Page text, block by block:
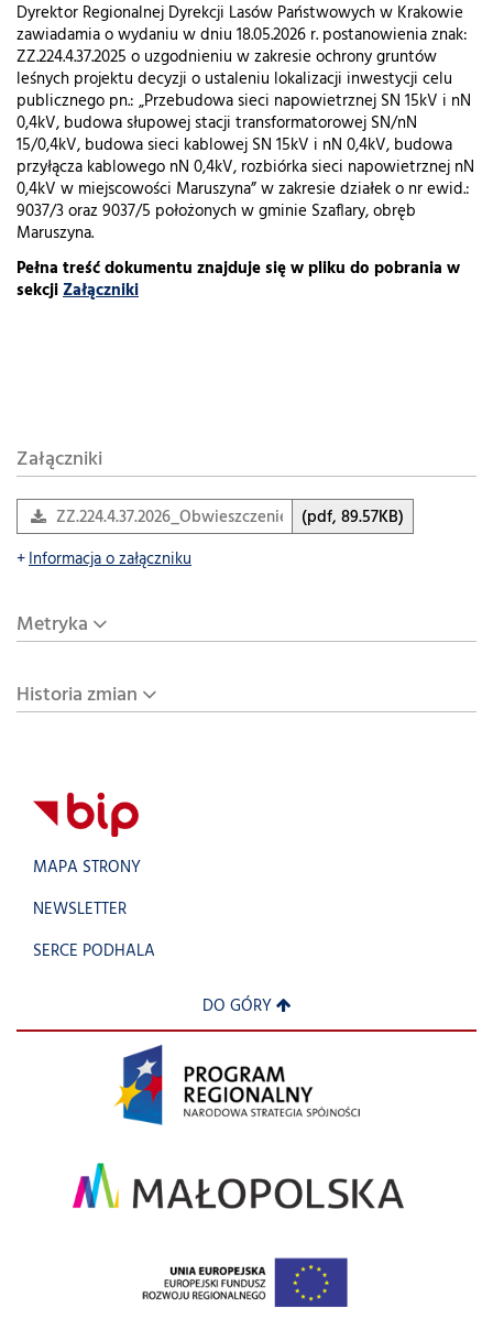
Dyrektor Regionalnej Dyrekcji Lasów Państwowych w Krakowie
zawiadamia o wydaniu w dniu 18.05.2026 r. postanowienia znak:
ZZ.224.4.37.2025 o uzgodnieniu w zakresie ochrony gruntów
leśnych projektu decyzji o ustaleniu lokalizacji inwestycji celu
publicznego pn.: „Przebudowa sieci napowietrznej SN 15kV i nN
0,4kV, budowa słupowej stacji transformatorowej SN/nN
15/0,4kV, budowa sieci kablowej SN 15kV i nN 0,4kV, budowa
przyłącza kablowego nN 0,4kV, rozbiórka sieci napowietrznej nN
0,4kV w miejscowości Maruszyna” w zakresie działek o nr ewid.:
9037/3 oraz 9037/5 położonych w gminie Szaflary, obręb
Maruszyna.
Pełna treść dokumentu znajduje się w pliku do pobrania w
sekcjiZałączniki
Załączniki
ZZ.224.4.37.2026_Obwieszczenie_ICP(pdf, 89.57KB)
Informacja o załączniku
Metryka
Historia zmian
MAPA STRONY
NEWSLETTER
SERCE PODHALA
DO GÓRY